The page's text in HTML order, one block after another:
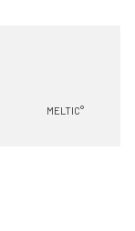
MELTIC°